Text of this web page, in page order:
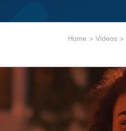
Home Vídeos